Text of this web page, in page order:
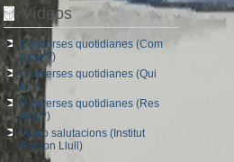
Vídeos
Converses quotidianes (Com
estàs?)
Converses quotidianes (Qui
és?)
Converses quotidianes (Res
més?)
Vídeo salutacions (Institut
Ramon Llull)